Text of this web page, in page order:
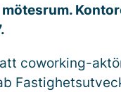
coworking-